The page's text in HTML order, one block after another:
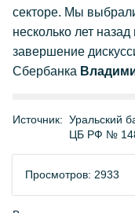
секторе. Мы
несколько лет
завершение
Сбербанка
Источник: Уральский
ЦБ РФ №
Просмотров: 2933